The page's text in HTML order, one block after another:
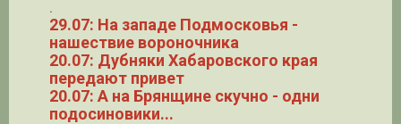
.
29.07: На западе Подмосковья -
нашествие вороночника
20.07: Дубняки Хабаровского края
передают привет
20.07: А на Брянщине скучно - одни
подосиновики...